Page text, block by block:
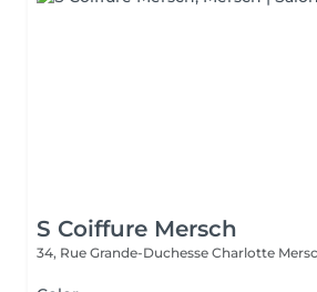
S Coiffure Mersch
34, Rue Grande-Duchesse Charlotte